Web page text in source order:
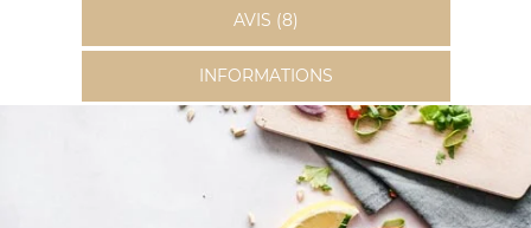
AVIS (8)
INFORMATIONS